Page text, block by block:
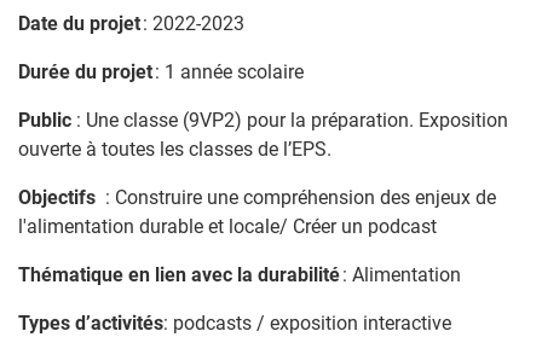
Date du projet: 2022-2023
Durée du projet: 1 année scolaire
Public : Une classe (9VP2) pour la préparation. Exposition
ouverte à toutes les classes de l’EPS.
Objectifs : Construire une compréhension des enjeux de
l'alimentation durable et locale/ Créer un podcast
Thématique en lien avec la durabilité: Alimentation
Types d’activités: podcasts / exposition interactive